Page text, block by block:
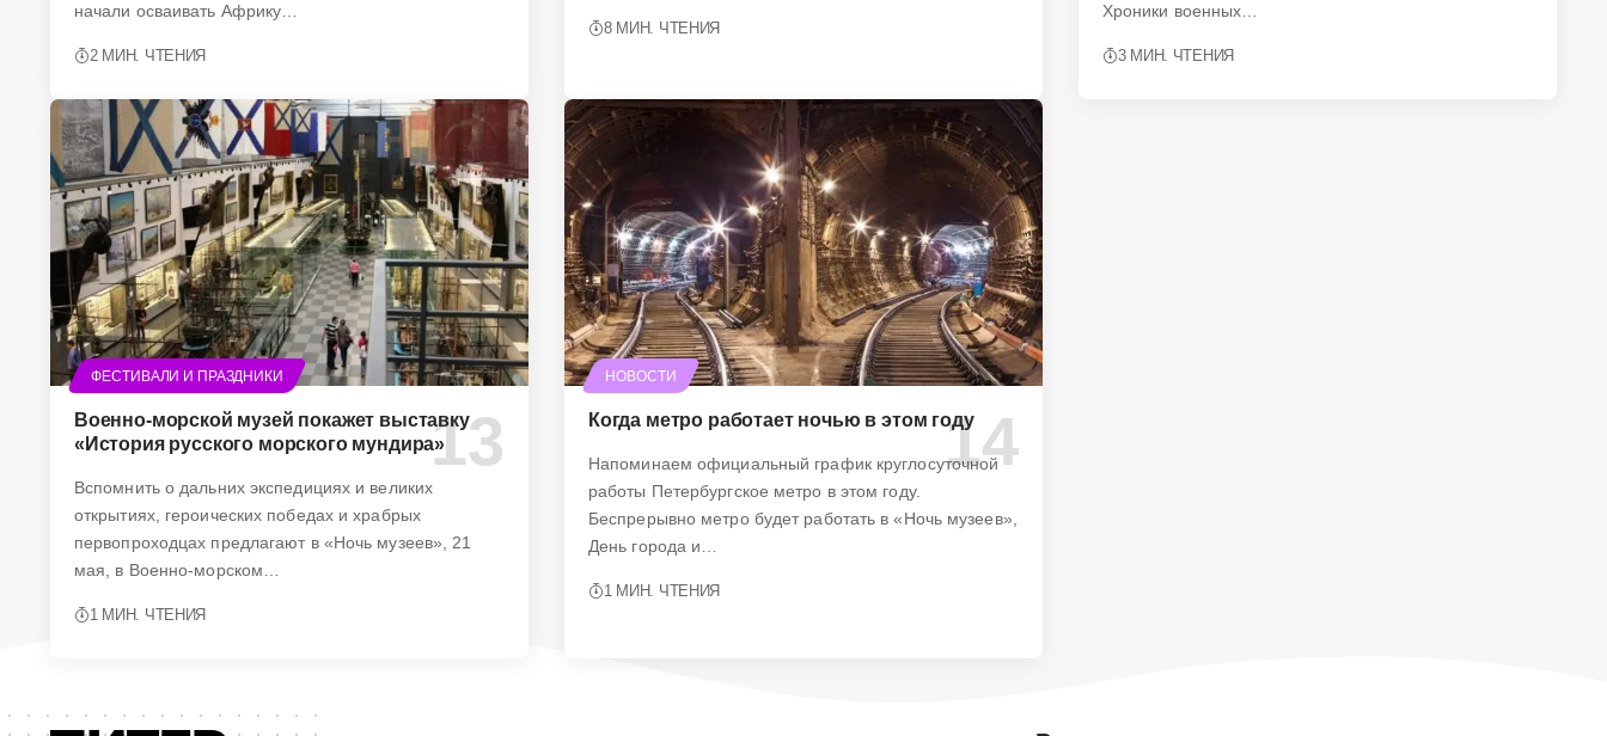
начали осваивать Африку…
2 МИН. ЧТЕНИЯ
8 МИН. ЧТЕНИЯ
Хроники военных…
3 МИН. ЧТЕНИЯ
ФЕСТИВАЛИ И ПРАЗДНИКИ
Военно-морской музей покажет выставку
«История русского морского мундира»
Вспомнить о дальних экспедициях и великих
открытиях, героических победах и храбрых
первопроходцах предлагают в «Ночь музеев», 21
мая, в Военно-морском…
1 МИН. ЧТЕНИЯ
НОВОСТИ
Когда метро работает ночью в этом году
Напоминаем официальный график круглосуточной
работы Петербургское метро в этом году.
Беспрерывно метро будет работать в «Ночь музеев»,
День города и…
1 МИН. ЧТЕНИЯ